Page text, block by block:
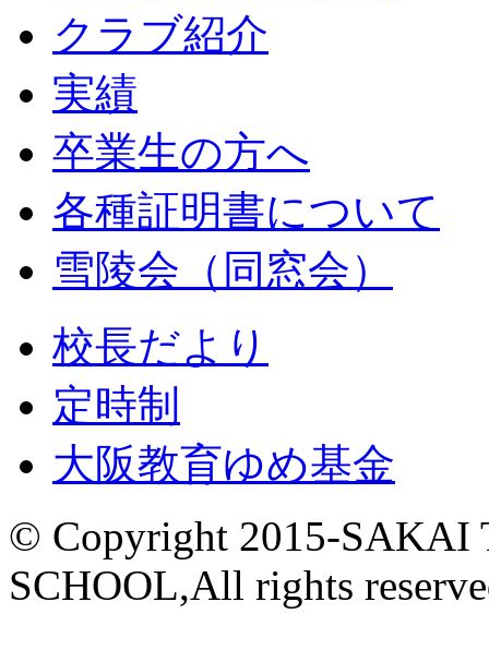
クラブ紹介
実績
卒業生の方へ
各種証明書について
雪陵会（同窓会）
校長だより
定時制
大阪教育ゆめ基金
© Copyright 2015-SAKAI
SCHOOL,All rights